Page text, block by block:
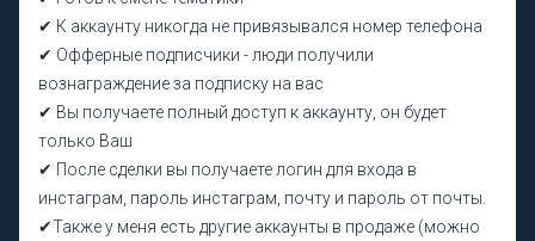
✔ К аккаунту никогда не привязывался номер телефона
✔ Офферные подписчики - люди получили
вознаграждение за подписку на вас
✔ Вы получаете полный доступ к аккаунту, он будет
только Ваш
✔ После сделки вы получаете логин для входа в
инстаграм, пароль инстаграм, почту и пароль от почты.
✔Также у меня есть другие аккаунты в продаже (можно